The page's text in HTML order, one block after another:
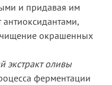
и придавая им
антиоксидантами,
окрашенных
экстракт оливы
ферментации